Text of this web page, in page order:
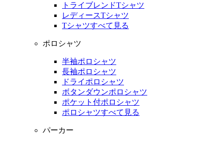
トライブレンドTシャツ
レディースTシャツ
Tシャツすべて見る
ポロシャツ
半袖ポロシャツ
長袖ポロシャツ
ドライポロシャツ
ボタンダウンポロシャツ
ポケット付ポロシャツ
ポロシャツすべて見る
パーカー